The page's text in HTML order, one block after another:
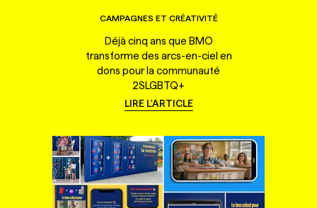
CAMPAGNES ET CRÉATIVITÉ
Déjà cinq ans que BMO
transforme des arcs-en-ciel en
dons pour la communauté
2SLGBTQ+
LIRE L'ARTICLE